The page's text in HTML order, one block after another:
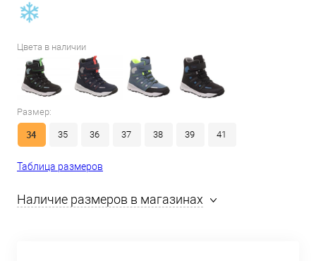
Цвета в наличии
Размер:
34 35 36 37 38 39 41
Таблица размеров
Наличие размеров в магазинах